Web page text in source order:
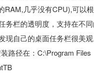
RAM,几乎没有CPU),可以
务栏的透明度，支持在不
现自己的桌面任务栏很美观
路径在：C:\Program Files